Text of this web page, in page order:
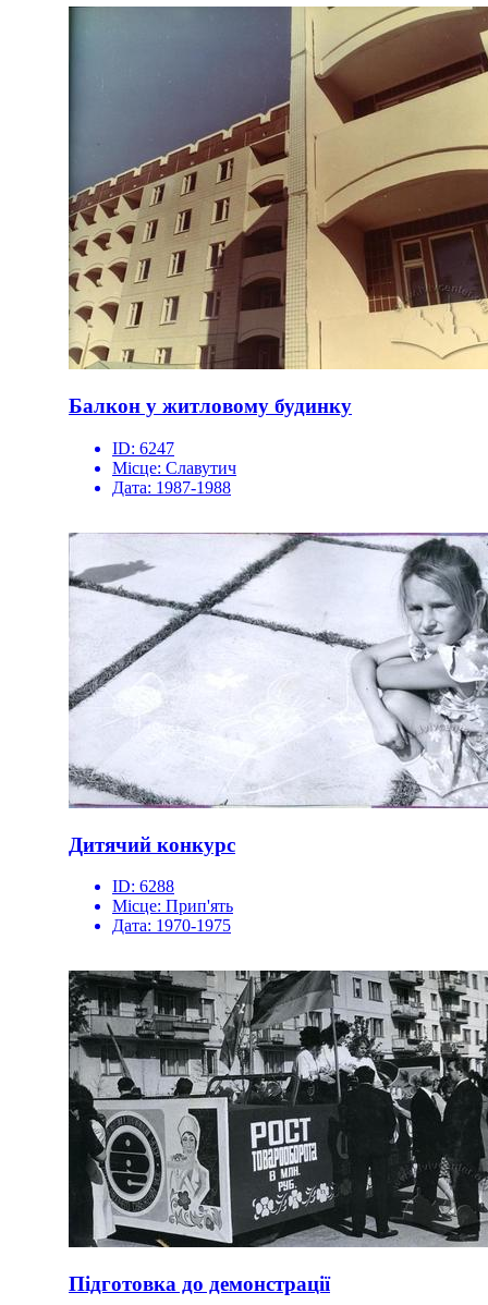
Балкон у житловому будинку
ID: 6247
Місце: Славутич
Дата: 1987-1988
Дитячий конкурс
ID: 6288
Місце: Прип'ять
Дата: 1970-1975
Підготовка до демонстрації